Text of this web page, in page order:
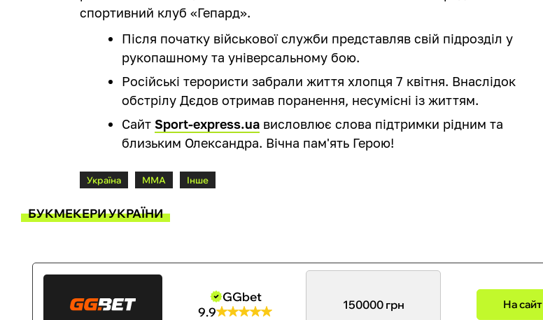
спортивний клуб «Гепард».
Після початку військової служби представляв свій підрозділ у
рукопашному та універсальному бою.
Російські терористи забрали життя хлопця 7 квітня. Внаслідок
обстрілу Дєдов отримав поранення, несумісні із життям.
СайтSport-express.ua висловлює слова підтримки рідним та
близьким Олександра. Вічна пам'ять Герою!
Україна ММА Інше
БУКМЕКЕРИ УКРАЇНИ
GGbet
9.9
150000 грн На сайт